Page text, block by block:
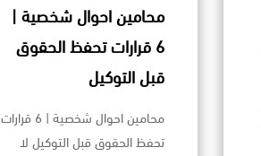
محامين احوال شخصية |
6 قرارات تحفظ الحقوق
قبل التوكيل
محامين احوال شخصية | 6 قرارات
تحفظ الحقوق قبل التوكيل لا